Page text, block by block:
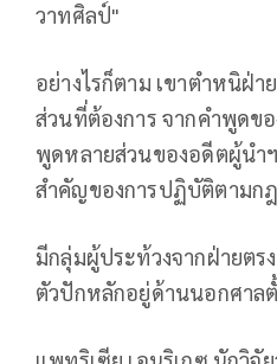
วาทศิลป์"
อย่างไรก็ตาม เขาตำหนิฝ่า
ส่วนที่ต้องการ จากคำพูดขอ
พูดหลายส่วนของอดีตผู้นำ
สำคัญของการปฏิบัติตามก
มีกลุ่มผู้ประท้วงจากฝ่ายตร
ตัวปักหลักอยู่ด้านนอกศาล